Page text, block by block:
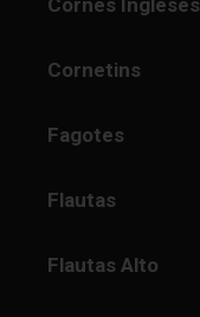
Cornes Ingleses
Cornetins
Fagotes
Flautas
Flautas Alto